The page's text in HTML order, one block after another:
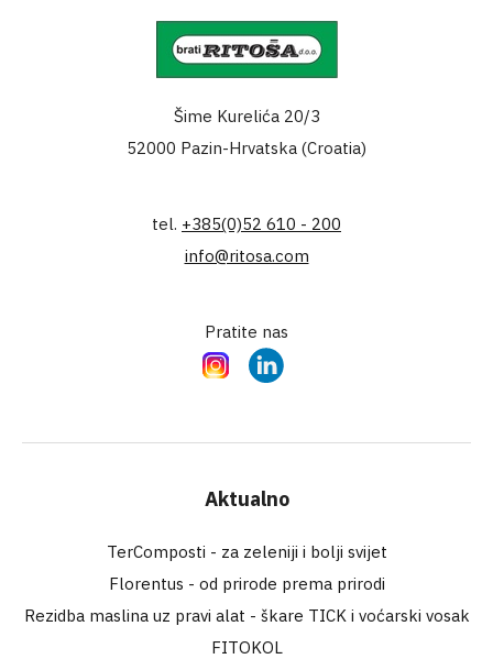
Šime Kurelića 20/3
52000 Pazin-Hrvatska (Croatia)
tel. +385(0)52 610 - 200
info@ritosa.com
Pratite nas
InstagramLinkedIn
Aktualno
TerComposti - za zeleniji i bolji svijet
Florentus - od prirode prema prirodi
Rezidba maslina uz pravi alat - škare TICK i voćarski vosak
FITOKOL